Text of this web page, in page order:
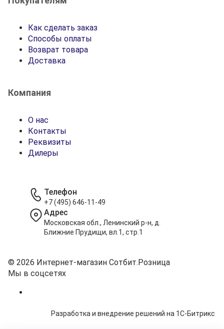
Как сделать заказ
Способы оплаты
Возврат товара
Доставка
Компания
О нас
Контакты
Реквизиты
Дилеры
Телефон
+7 (495) 646-11-49
Адрес
Московская обл., Ленинский р-н, д.
Ближние Прудищи, вл.1, стр.1
© 2026 Интернет-магазин Сотбит.Розница
Мы в соцсетях
Разработка и внедрение решений на 1С-Битрикс